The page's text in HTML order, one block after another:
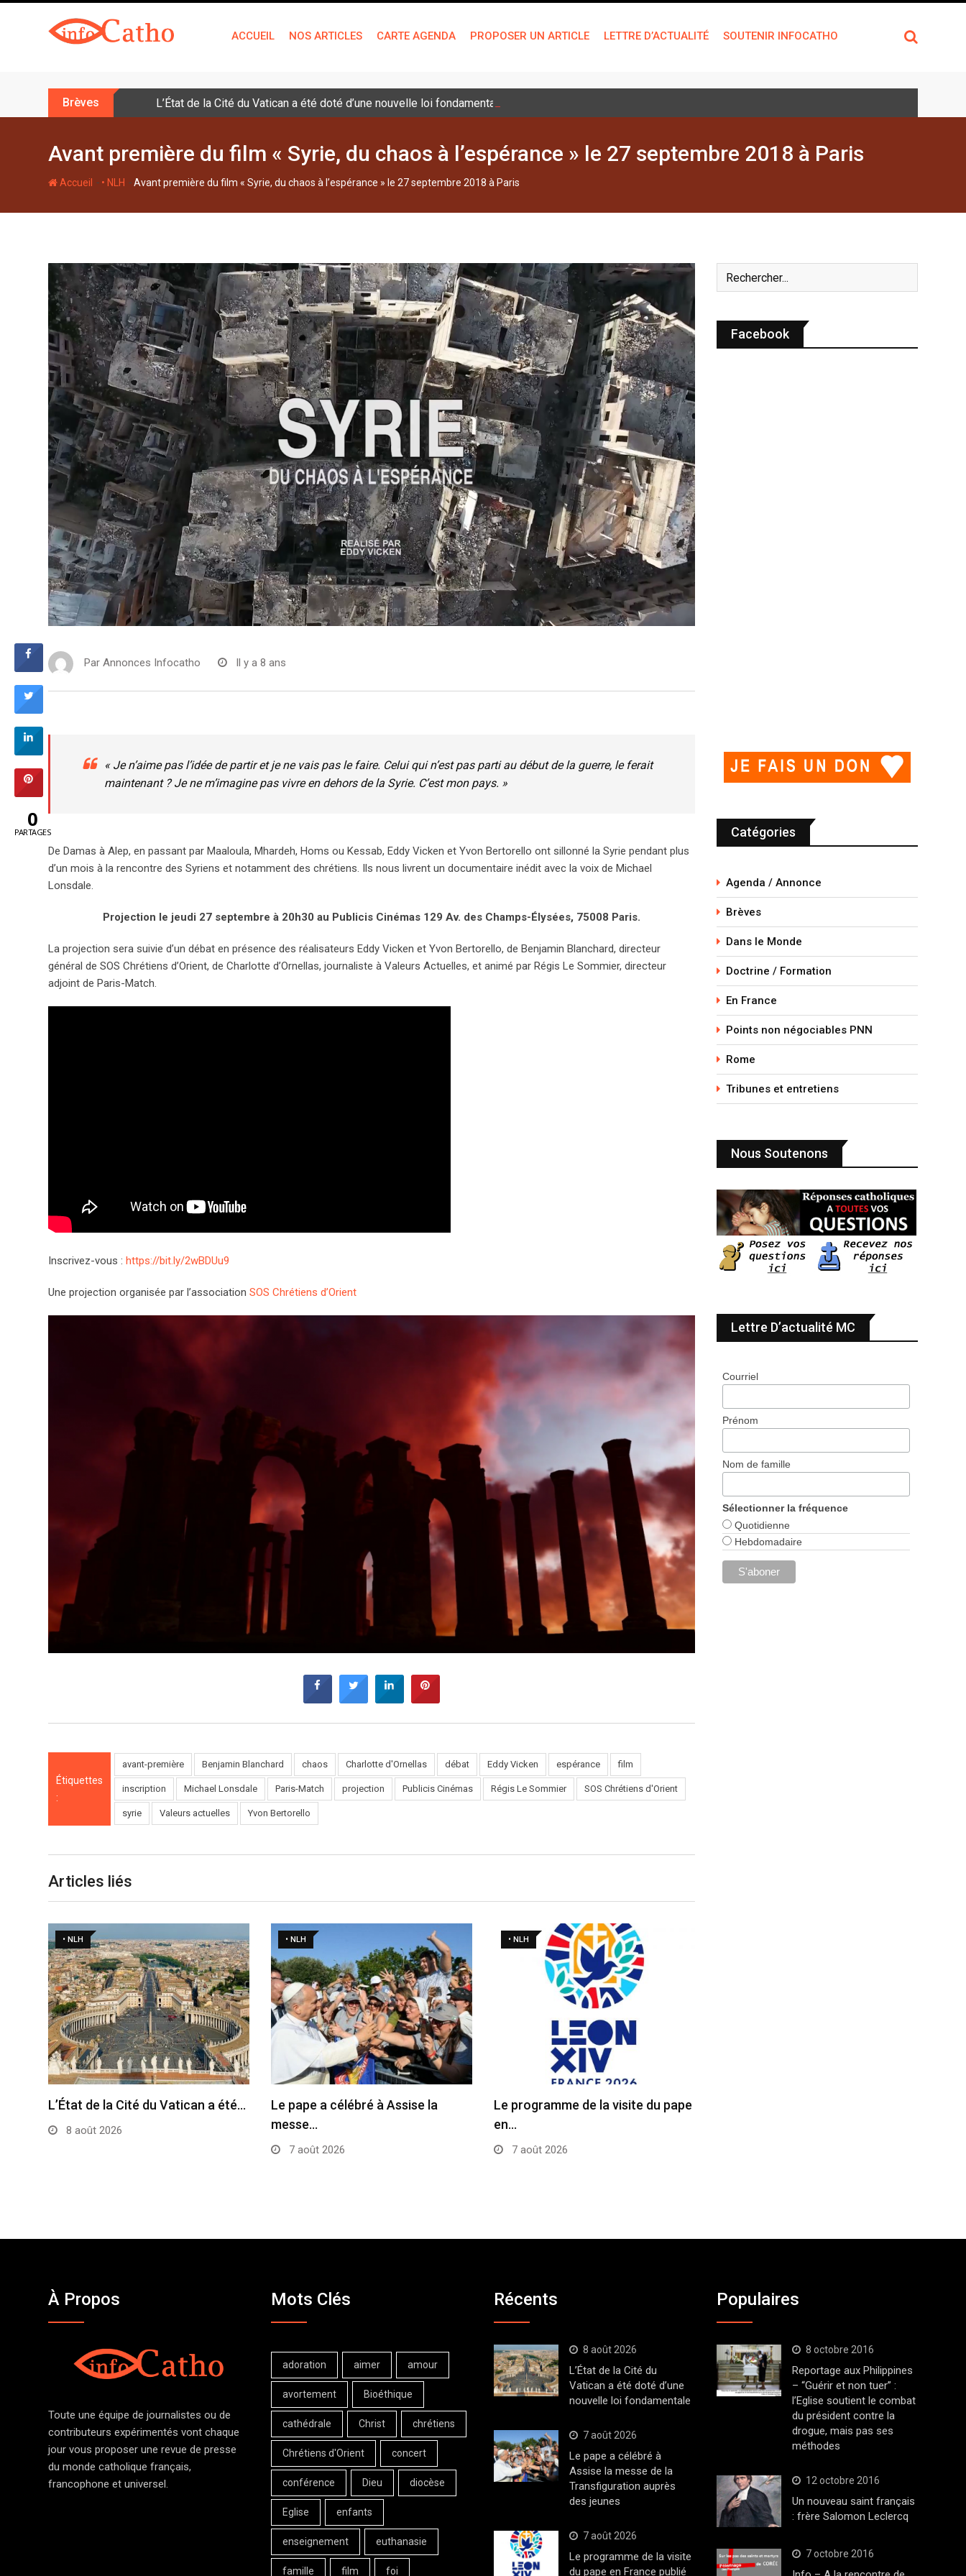
t
ACCUEIL NOS ARTICLES CARTE AGENDA PROPOSER UN ARTICLE LETTRE D’ACTUALITÉ SOUTENIR INFOCATHO
Brèves L’État de la Cité du Vatican a été doté d’une nouvelle loi fondamentale
Avant première du film « Syrie, du chaos à l’espérance » le 27 septembre 2018 à Paris
Accueil - • NLH -Avant première du film « Syrie, du chaos à l’espérance » le 27 septembre 2018 à Paris
Par Annonces Infocatho Il y a 8 ans
« Je n’aime pas l’idée de partir et je ne vais pas le faire. Celui qui n’est pas parti au début de la guerre, le ferait
maintenant ? Je ne m’imagine pas vivre en dehors de la Syrie. C’est mon pays. »
De Damas à Alep, en passant par Maaloula, Mhardeh, Homs ou Kessab, Eddy Vicken et Yvon Bertorello ont sillonné la Syrie pendant plus
d’un mois à la rencontre des Syriens et notamment des chrétiens. Ils nous livrent un documentaire inédit avec la voix de Michael
Lonsdale.
Projection le jeudi 27 septembre à 20h30 au Publicis Cinémas 129 Av. des Champs-Élysées, 75008 Paris.
La projection sera suivie d’un débat en présence des réalisateurs Eddy Vicken et Yvon Bertorello, de Benjamin Blanchard, directeur
général de SOS Chrétiens d’Orient, de Charlotte d’Ornellas, journaliste à Valeurs Actuelles, et animé par Régis Le Sommier, directeur
adjoint de Paris-Match.
Inscrivez-vous : https://bit.ly/2wBDUu9
Une projection organisée par l’association SOS Chrétiens d’Orient
Étiquettes
:
avant-première Benjamin Blanchard chaos Charlotte d'Ornellas débat Eddy Vicken espérance film
inscription Michael Lonsdale Paris-Match projection Publicis Cinémas Régis Le Sommier SOS Chrétiens d'Orient
syrie Valeurs actuelles Yvon Bertorello
Articles liés
• NLH
L’État de la Cité du Vatican a été…
8 août 2026
• NLH
Le pape a célébré à Assise la
messe…
7 août 2026
• NLH
Le programme de la visite du pape
en…
7 août 2026
Facebook
Catégories
Agenda / Annonce
Brèves
Dans le Monde
Doctrine / Formation
En France
Points non négociables PNN
Rome
Tribunes et entretiens
Nous Soutenons
Lettre D’actualité MC
Courriel
Prénom
Nom de famille
Sélectionner la fréquence
Quotidienne
Hebdomadaire
À Propos
Toute une équipe de journalistes ou de
contributeurs expérimentés vont chaque
jour vous proposer une revue de presse
du monde catholique français,
francophone et universel.
Mots Clés
adoration aimer amour
avortement Bioéthique
cathédrale Christ chrétiens
Chrétiens d'Orient concert
conférence Dieu diocèse
Eglise enfants
enseignement euthanasie
famille film foi
Récents
8 août 2026
L’État de la Cité du
Vatican a été doté d’une
nouvelle loi fondamentale
7 août 2026
Le pape a célébré à
Assise la messe de la
Transfiguration auprès
des jeunes
7 août 2026
Le programme de la visite
du pape en France publié
Populaires
8 octobre 2016
Reportage aux Philippines
– “Guérir et non tuer” :
l’Eglise soutient le combat
du président contre la
drogue, mais pas ses
méthodes
12 octobre 2016
Un nouveau saint français
: frère Salomon Leclercq
7 octobre 2016
0
PARTAGES